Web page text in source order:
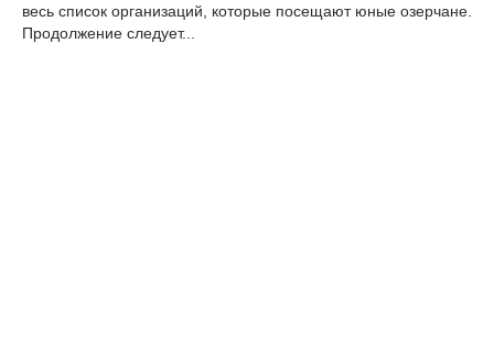
весь список организаций, которые посещают юные озерчане.
Продолжение следует...